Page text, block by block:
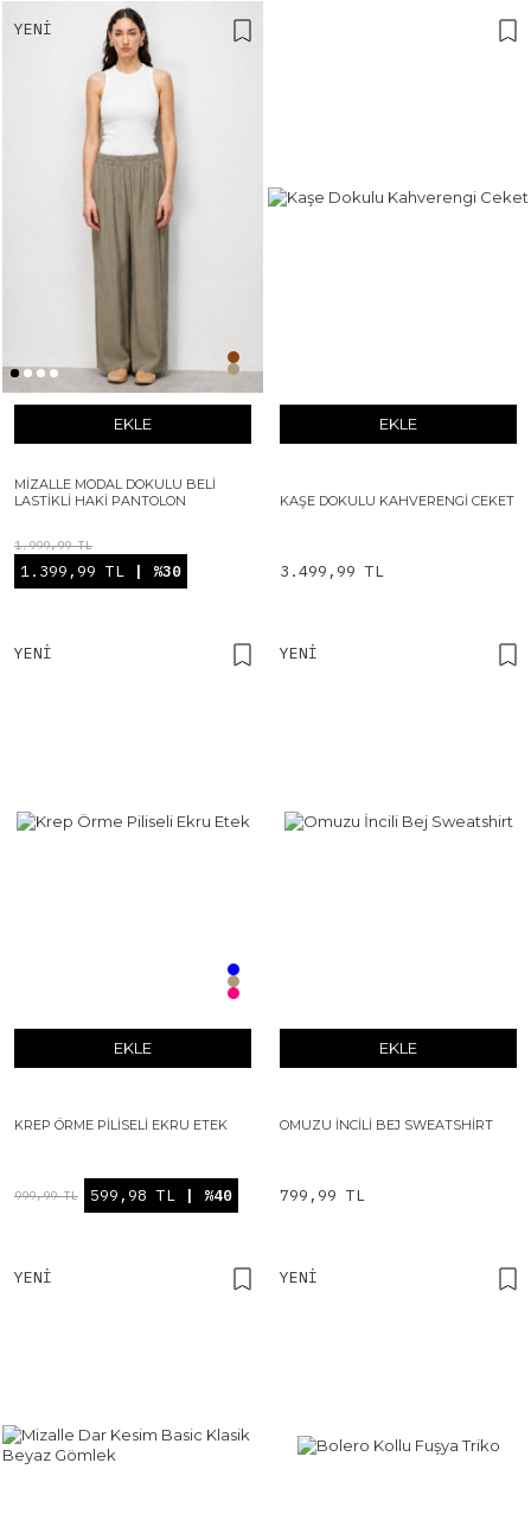
YENI
EKLE
MIZALLE MODAL DOKULU BELI
LASTIKLI HAKI PANTOLON
1.999,99 TL
1.399,99 TL | %30
EKLE
KAŞE DOKULU KAHVERENGI CEKET
3.499,99 TL
YENI
EKLE
KREP ÖRME PILISELI EKRU ETEK
999,99 TL 599,98 TL | %40
YENI
EKLE
OMUZU İNCILI BEJ SWEATSHIRT
799,99 TL
YENI YENI